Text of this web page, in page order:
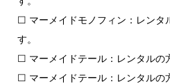
☐ マーメイドモノフィン：レンタ
す。
☐ マーメイドテール：レンタルの
☐ マーメイドテール：レンタルの